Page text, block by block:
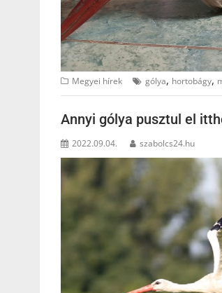
Megyei hírek gólya, hortobágy,
Annyi gólya pusztul el
2022.09.04. szabolcs24.hu